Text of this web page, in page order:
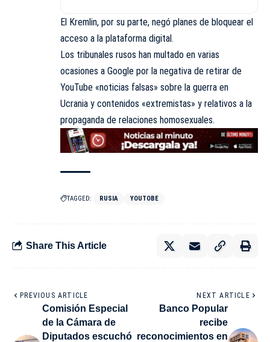
El Kremlin, por su parte, negó planes de bloquear el
acceso a la plataforma digital.
Los tribunales rusos han multado en varias
ocasiones a Google por la negativa de retirar de
YouTube «noticias falsas» sobre la guerra en
Ucrania y contenidos «extremistas» y relativos a la
propaganda de relaciones homosexuales.
TAGGED: RUSIA YOUTOBE
Share This Article
PREVIOUS ARTICLE
Comisión Especial
de la Cámara de
Diputados escuchó
NEXT ARTICLE
Banco Popular
recibe
reconocimientos en